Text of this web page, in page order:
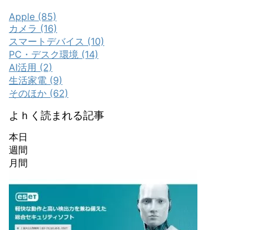
Apple (85)
カメラ (16)
スマートデバイス (10)
PC・デスク環境 (14)
AI活用 (2)
生活家電 (9)
そのほか (62)
よｈく読まれる記事
本日
週間
月間